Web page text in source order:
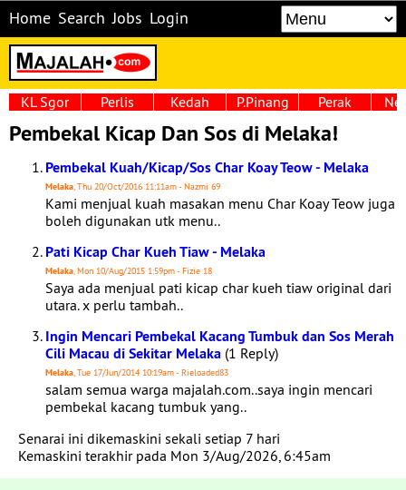
Home Search Jobs Login
KL Sgor Perlis Kedah P.Pinang Perak
Pembekal Kicap Dan Sos di Melaka!
Pembekal Kuah/Kicap/Sos Char Koay Teow - Melaka
Melaka, Thu 20/Oct/2016 11:11am - Nazmi 69
Kami menjual kuah masakan menu Char Koay Teow juga
boleh digunakan utk menu..
Pati Kicap Char Kueh Tiaw - Melaka
Melaka, Mon 10/Aug/2015 1:59pm - Fizie 18
Saya ada menjual pati kicap char kueh tiaw original dari
utara. x perlu tambah..
Ingin Mencari Pembekal Kacang Tumbuk dan Sos Merah
Cili Macau di Sekitar Melaka (1 Reply)
Melaka, Tue 17/Jun/2014 10:19am - Rieloaded83
salam semua warga majalah.com..saya ingin mencari
pembekal kacang tumbuk yang..
Senarai ini dikemaskini sekali setiap 7 hari
Kemaskini terakhir pada Mon 3/Aug/2026, 6:45am